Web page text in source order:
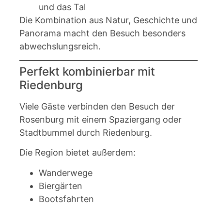
und das Tal
Die Kombination aus Natur, Geschichte und
Panorama macht den Besuch besonders
abwechslungsreich.
Perfekt kombinierbar mit
Riedenburg
Viele Gäste verbinden den Besuch der
Rosenburg mit einem Spaziergang oder
Stadtbummel durch Riedenburg.
Die Region bietet außerdem:
Wanderwege
Biergärten
Bootsfahrten